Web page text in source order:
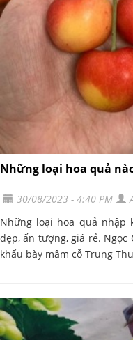
Những loại hoa quả
30/08/2023 - 4:40 PM
Những loại hoa quả nhập
đẹp, ấn tượng, giá rẻ.
khẩu bày mâm cỗ Trung